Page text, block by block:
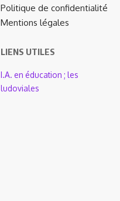
Politique de confidentialité
Mentions légales
LIENS UTILES
I.A. en éducation ; les
ludoviales